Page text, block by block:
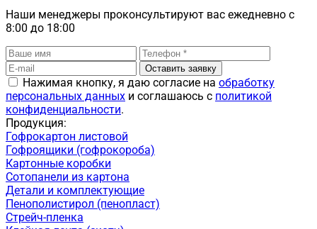
Наши менеджеры проконсультируют вас ежедневно с
8:00 до 18:00
Оставить заявку
Нажимая кнопку, я даю согласие на обработку
персональных данных и соглашаюсь с политикой
конфиденциальности.
Продукция:
Гофрокартон листовой
Гофроящики (гофрокороба)
Картонные коробки
Сотопанели из картона
Детали и комплектующие
Пенополистирол (пенопласт)
Стрейч-пленка